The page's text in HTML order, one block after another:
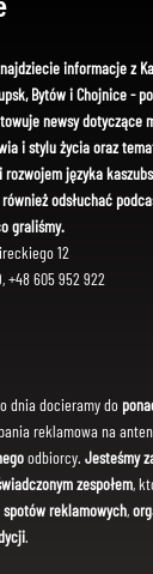
informacje z
Bytów i Chojnice -
newsy dotyczące
i stylu życia oraz
języka
odsłuchać
graliśmy.
12
+48 605 952 922
dnia docieramy do
reklamowa na
odbiorcy. Jesteśmy
zespołem,
spotów reklamowych,
.